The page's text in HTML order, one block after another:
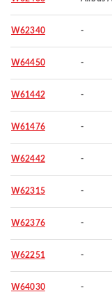
W62340 -
W64450 -
W61442 -
W61476 -
W62442 -
W62315 -
W62376 -
W62251 -
W64030 -